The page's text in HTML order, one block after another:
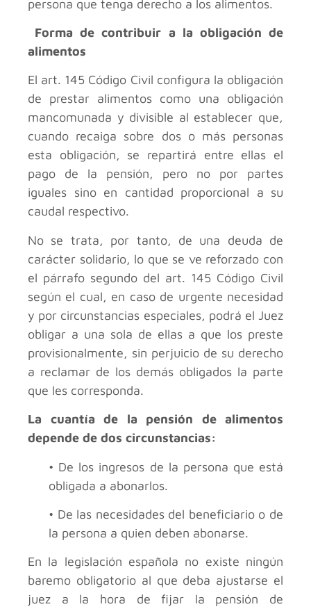
persona que tenga derecho a los alimentos.
Forma de contribuir a la obligación de
alimentos
El art. 145 Código Civil configura la obligación
de prestar alimentos como una obligación
mancomunada y divisible al establecer que,
cuando recaiga sobre dos o más personas
esta obligación, se repartirá entre ellas el
pago de la pensión, pero no por partes
iguales sino en cantidad proporcional a su
caudal respectivo.
No se trata, por tanto, de una deuda de
carácter solidario, lo que se ve reforzado con
el párrafo segundo del art. 145 Código Civil
según el cual, en caso de urgente necesidad
y por circunstancias especiales, podrá el Juez
obligar a una sola de ellas a que los preste
provisionalmente, sin perjuicio de su derecho
a reclamar de los demás obligados la parte
que les corresponda.
La cuantía de la pensión de alimentos
depende de dos circunstancias:
• De los ingresos de la persona que está
obligada a abonarlos.
• De las necesidades del beneficiario o de
la persona a quien deben abonarse.
En la legislación española no existe ningún
baremo obligatorio al que deba ajustarse el
juez a la hora de fijar la pensión de